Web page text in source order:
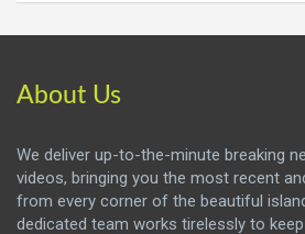
About Us
We deliver up-to-the-minute breaking
videos, bringing you the most recent
from every corner of the beautiful
dedicated team works tirelessly to